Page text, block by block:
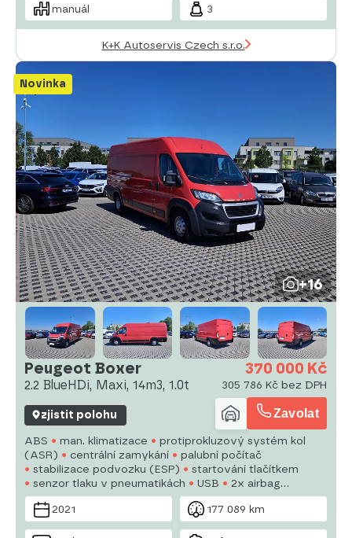
manuál 3
K+K Autoservis Czech s.r.o.
Novinka
+16
Peugeot Boxer
2.2 BlueHDi, Maxi, 14m3, 1.0t
370 000 Kč
305 786 Kč bez DPH
zjistit polohu Zavolat
ABS man. klimatizace
protiprokluzový systém kol
(ASR)
centrální zamykání
palubní počítač
stabilizace podvozku (ESP)
startování tlačítkem
senzor tlaku v pneumatikách
USB
2x airbag
posilovač řízení
el. okna autorádio
manuální
převodovka
2021 177 089 km